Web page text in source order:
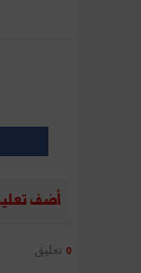
أضف
0 تعليق